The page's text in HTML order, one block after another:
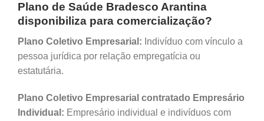
Plano de Saúde Bradesco Arantina
disponibiliza para comercialização?
Plano Coletivo Empresarial: Indivíduo com vínculo a
pessoa jurídica por relação empregatícia ou
estatutária.
Plano Coletivo Empresarial contratado Empresário
Individual: Empresário individual e indivíduos com